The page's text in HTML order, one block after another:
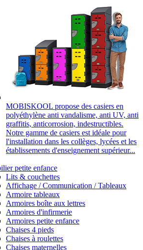
MOBISKOOL propose des casiers en
polyéthylène anti vandalisme, anti UV, anti
graffitis, anticorrosion, indestructibles.
Notre gamme de casiers est idéale pour
l'installation dans les collèges, lycées et les
établissements d'enseignement supérieur...
petite enfance
Lits & couchettes
Affichage / Communication / Tableaux
Armoire tableaux
Armoires boîte aux lettres
Armoires d'infirmerie
Armoires petite enfance
Chaises 4 pieds
Chaises à roulettes
Chaises maternelles